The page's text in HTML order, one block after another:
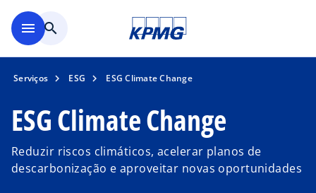
menu search
Serviços ESG ESG Climate Change
ESG Climate Change
Reduzir riscos climáticos, acelerar planos de
descarbonização e aproveitar novas oportunidades